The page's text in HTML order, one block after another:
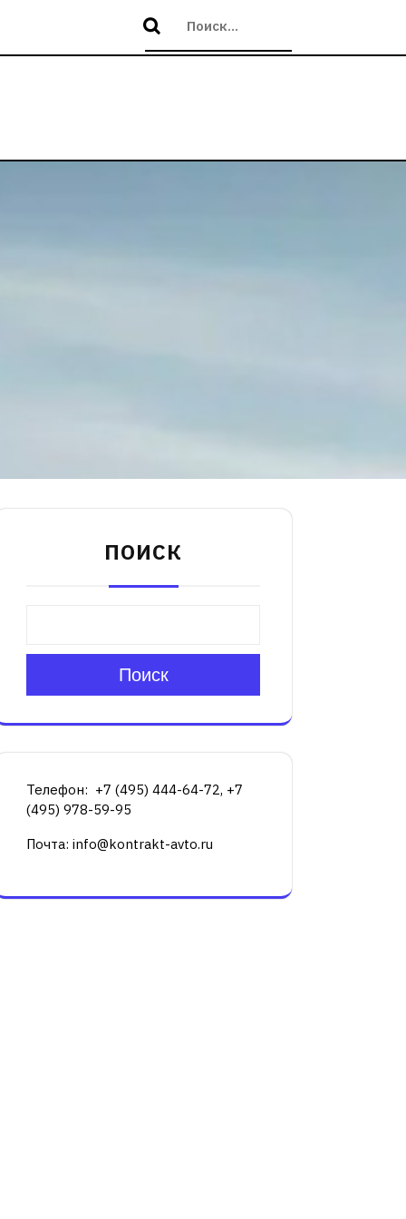
ПОИСК
Поиск
Телефон: +7 (495) 444-64-72, +7
(495) 978-59-95
Почта: info@kontrakt-avto.ru